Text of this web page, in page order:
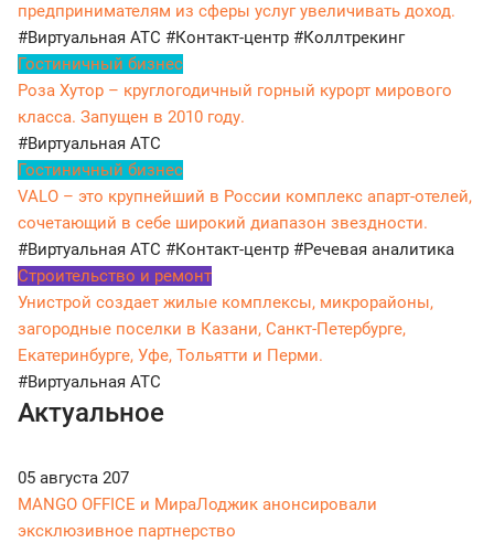
предпринимателям из сферы услуг увеличивать доход.
#Виртуальная АТС #Контакт-центр #Коллтрекинг
Гостиничный бизнес
Роза Хутор – круглогодичный горный курорт мирового
класса. Запущен в 2010 году.
#Виртуальная АТС
Гостиничный бизнес
VALO – это крупнейший в России комплекс апарт-отелей,
сочетающий в себе широкий диапазон звездности.
#Виртуальная АТС #Контакт-центр #Речевая аналитика
Строительство и ремонт
Унистрой создает жилые комплексы, микрорайоны,
загородные поселки в Казани, Санкт-Петербурге,
Екатеринбурге, Уфе, Тольятти и Перми.
#Виртуальная АТС
Актуальное
05 августа 207
MANGO OFFICE и МираЛоджик анонсировали
эксклюзивное партнерство